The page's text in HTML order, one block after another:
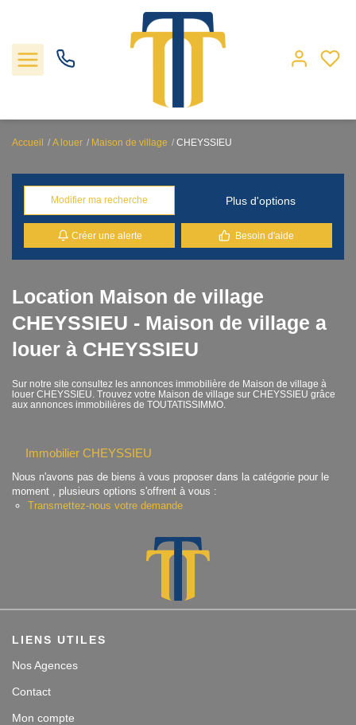
Locations
Gestion
Nos agences
Estimation
Contact
Accueil A louer Maison de village CHEYSSIEU
Modifier ma recherche Plus d'options
Créer une alerte Besoin d'aide
Location Maison de village
CHEYSSIEU - Maison de village a
louer à CHEYSSIEU
Sur notre site consultez les annonces immobilière de Maison de village à
louer CHEYSSIEU. Trouvez votre Maison de village sur CHEYSSIEU grâce
aux annonces immobilières de TOUTATISSIMMO.
Immobilier CHEYSSIEU
Nous n'avons pas de biens à vous proposer dans la catégorie pour le
moment , plusieurs options s'offrent à vous :
Transmettez-nous votre demande
LIENS UTILES
Nos Agences
Contact
Mon compte